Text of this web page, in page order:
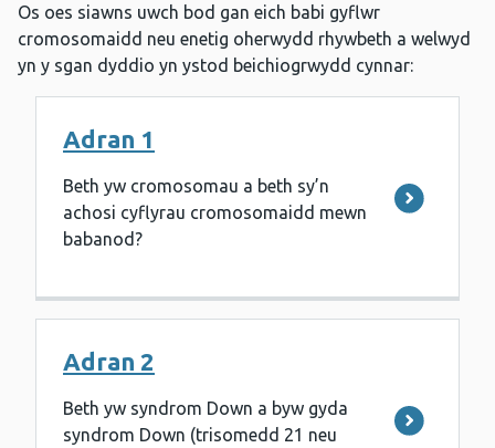
Os oes siawns uwch bod gan eich babi gyflwr
cromosomaidd neu enetig oherwydd rhywbeth a welwyd
yn y sgan dyddio yn ystod beichiogrwydd cynnar:
Adran 1
Beth yw cromosomau a beth sy’n
achosi cyflyrau cromosomaidd mewn
babanod?
Adran 2
Beth yw syndrom Down a byw gyda
syndrom Down (trisomedd 21 neu